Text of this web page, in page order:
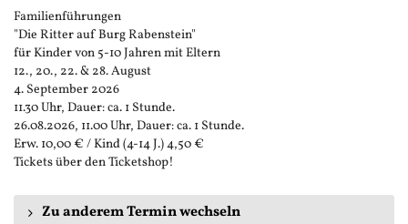
Familienführungen
"Die Ritter auf Burg Rabenstein"
für Kinder von 5-10 Jahren mit Eltern
12., 20., 22. & 28. August
4. September 2026
11.30 Uhr, Dauer: ca. 1 Stunde.
26.08.2026, 11.00 Uhr, Dauer: ca. 1 Stunde.
Erw. 10,00 € / Kind (4-14 J.) 4,50 €
Tickets über den Ticketshop!
Zu anderem Termin wechseln